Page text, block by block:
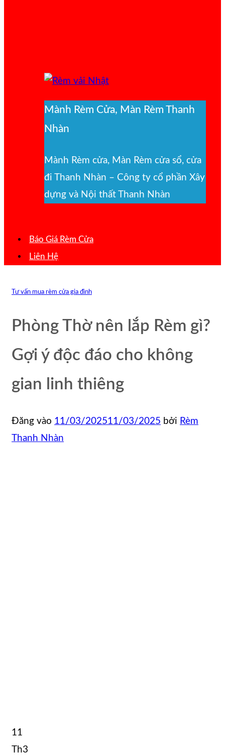
Mành Rèm Cửa, Màn Rèm Thanh
Nhàn
Mành Rèm cửa, Màn Rèm cửa sổ, cửa
đi Thanh Nhàn – Công ty cổ phần Xây
dựng và Nội thất Thanh Nhàn
Báo Giá Rèm Cửa
Liên Hệ
Tư vấn mua rèm cửa gia đình
Phòng Thờ nên lắp Rèm gì?
Gợi ý độc đáo cho không
gian linh thiêng
Đăng vào 11/03/202511/03/2025 bởi Rèm
Thanh Nhàn
11
Th3